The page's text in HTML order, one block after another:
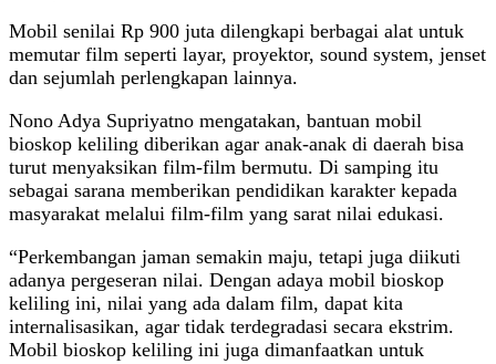
Mobil senilai Rp 900 juta dilengkapi berbagai alat untuk
memutar film seperti layar, proyektor, sound system, jenset
dan sejumlah perlengkapan lainnya.
Nono Adya Supriyatno mengatakan, bantuan mobil
bioskop keliling diberikan agar anak-anak di daerah bisa
turut menyaksikan film-film bermutu. Di samping itu
sebagai sarana memberikan pendidikan karakter kepada
masyarakat melalui film-film yang sarat nilai edukasi.
“Perkembangan jaman semakin maju, tetapi juga diikuti
adanya pergeseran nilai. Dengan adaya mobil bioskop
keliling ini, nilai yang ada dalam film, dapat kita
internalisasikan, agar tidak terdegradasi secara ekstrim.
Mobil bioskop keliling ini juga dimanfaatkan untuk